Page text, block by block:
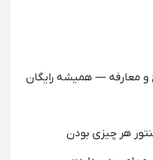
معارفه — همیشه رایگان
هر چیزی بودن